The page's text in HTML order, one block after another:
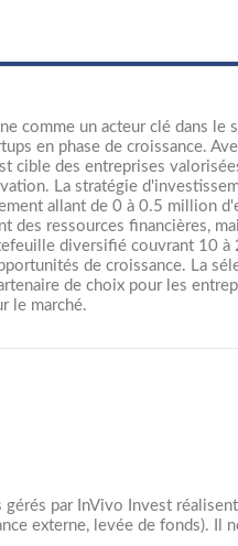
comme un acteur clé dans le
en phase de croissance.
cible des entreprises
La stratégie
allant de 0 à 0.5 million
des ressources financières,
diversifié couvrant 10
de croissance. La
de choix pour les
le marché.
gérés par InVivo Invest
externe, levée de fonds). Il